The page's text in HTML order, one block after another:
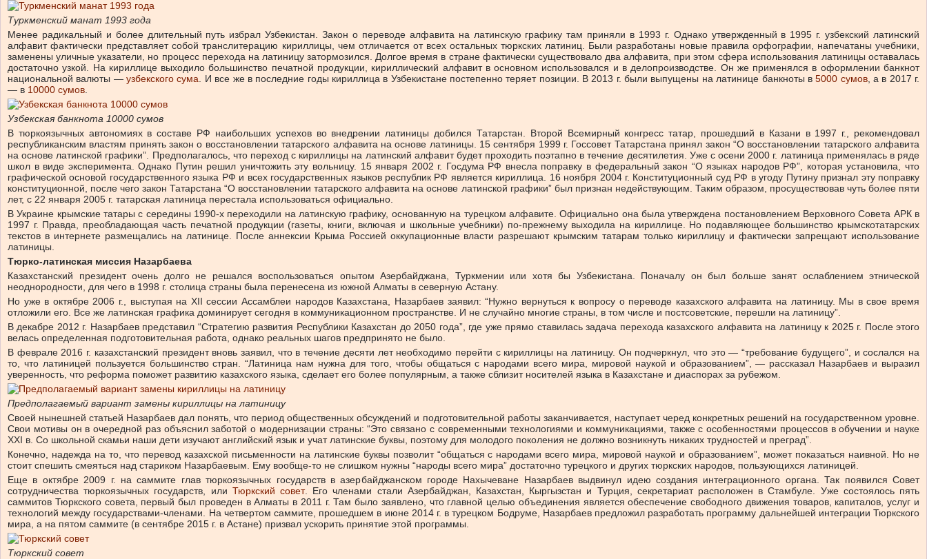
Туркменский манат 1993 года
Менее радикальный и более длительный путь избрал Узбекистан. Закон о переводе алфавита на латинскую графику там приняли в 1993 г. Однако утвержденный в 1995 г. узбекский латинский
алфавит фактически представляет собой транслитерацию кириллицы, чем отличается от всех остальных тюркских латиниц. Были разработаны новые правила орфографии, напечатаны учебники,
заменены уличные указатели, но процесс перехода на латиницу затормозился. Долгое время в стране фактически существовало два алфавита, при этом сфера использования латиницы оставалась
достаточно узкой. На кириллице выходило большинство печатной продукции, кириллический алфавит в основном использовался и в делопроизводстве. Он же применялся в оформлении банкнот
национальной валюты —узбекского сума . И все же в последние годы кириллица в Узбекистане постепенно теряет позиции. В 2013 г. были выпущены на латинице банкноты в5000 сумов, а в 2017 г.
— в 10000 сумов
Узбекская банкнота 10000 сумов
В тюркоязычных автономиях в составе РФ наибольших успехов во внедрении латиницы добился Татарстан. Второй Всемирный конгресс татар, прошедший в Казани в 1997 г., рекомендовал
республиканским властям принять закон о восстановлении татарского алфавита на основе латиницы. 15 сентября 1999 г. Госсовет Татарстана принял закон “О восстановлении татарского алфавита
на основе латинской графики”. Предполагалось, что переход с кириллицы на латинский алфавит будет проходить поэтапно в течение десятилетия. Уже с осени 2000 г. латиница применялась в ряде
школ в виде эксперимента. Однако Путин решил уничтожить эту вольницу. 15 января 2002 г. Госдума РФ внесла поправку в федеральный закон “О языках народов РФ”, которая установила, что
графической основой государственного языка РФ и всех государственных языков республик РФ является кириллица. 16 ноября 2004 г. Конституционный суд РФ в угоду Путину признал эту поправку
конституционной, после чего закон Татарстана “О восстановлении татарского алфавита на основе латинской графики” был признан недействующим. Таким образом, просуществовав чуть более пяти
лет, с 22 января 2005 г. татарская латиница перестала использоваться официально.
В Украине крымские татары с середины 1990-х переходили на латинскую графику, основанную на турецком алфавите. Официально она была утверждена постановлением Верховного Совета АРК в
1997 г. Правда, преобладающая часть печатной продукции (газеты, книги, включая и школьные учебники) по-прежнему выходила на кириллице. Но подавляющее большинство крымскотатарских
текстов в интернете размещались на латинице. После аннексии Крыма Россией оккупационные власти разрешают крымским татарам только кириллицу и фактически запрещают использование
латиницы.
Тюрко-латинская миссия Назарбаева
Казахстанский президент очень долго не решался воспользоваться опытом Азербайджана, Туркмении или хотя бы Узбекистана. Поначалу он был больше занят ослаблением этнической
неоднородности, для чего в 1998 г. столица страны была перенесена из южной Алматы в северную Астану.
Но уже в октябре 2006 г., выступая на XII сессии Ассамблеи народов Казахстана, Назарбаев заявил: “Нужно вернуться к вопросу о переводе казахского алфавита на латиницу. Мы в свое время
отложили его. Все же латинская графика доминирует сегодня в коммуникационном пространстве. И не случайно многие страны, в том числе и постсоветские, перешли на латиницу”.
В декабре 2012 г. Назарбаев представил “Стратегию развития Республики Казахстан до 2050 года”, где уже прямо ставилась задача перехода казахского алфавита на латиницу к 2025 г. После этого
велась определенная подготовительная работа, однако реальных шагов предпринято не было.
В феврале 2016 г. казахстанский президент вновь заявил, что в течение десяти лет необходимо перейти с кириллицы на латиницу. Он подчеркнул, что это — “требование будущего”, и сослался на
то, что латиницей пользуется большинство стран. “Латиница нам нужна для того, чтобы общаться с народами всего мира, мировой наукой и образованием”, — рассказал Назарбаев и выразил
уверенность, что реформа поможет развитию казахского языка, сделает его более популярным, а также сблизит носителей языка в Казахстане и диаспорах за рубежом.
Предполагаемый вариант замены кириллицы на латиницу
Своей нынешней статьей Назарбаев дал понять, что период общественных обсуждений и подготовительной работы заканчивается, наступает черед конкретных решений на государственном уровне.
Свои мотивы он в очередной раз объяснил заботой о модернизации страны: “Это связано с современными технологиями и коммуникациями, также с особенностями процессов в обучении и науке
XXI в. Со школьной скамьи наши дети изучают английский язык и учат латинские буквы, поэтому для молодого поколения не должно возникнуть никаких трудностей и преград”.
Конечно, надежда на то, что перевод казахской письменности на латинские буквы позволит “общаться с народами всего мира, мировой наукой и образованием”, может показаться наивной. Но не
стоит спешить смеяться над стариком Назарбаевым. Ему вообще-то не слишком нужны “народы всего мира” достаточно турецкого и других тюркских народов, пользующихся латиницей.
Еще в октябре 2009 г. на саммите глав тюркоязычных государств в азербайджанском городе Нахычеване Назарбаев выдвинул идею создания интеграционного органа. Так появился Совет
сотрудничества тюркоязычных государств, или Тюркский совет. Его членами стали Азербайджан, Казахстан, Кыргызстан и Турция, секретариат расположен в Стамбуле. Уже состоялось пять
саммитов Тюркского совета, первый был проведен в Алматы в 2011 г. Там было заявлено, что главной целью объединения является обеспечение свободного движения товаров, капиталов, услуг и
технологий между государствами-членами. На четвертом саммите, прошедшем в июне 2014 г. в турецком Бодруме, Назарбаев предложил разработать программу дальнейшей интеграции Тюркского
мира, а на пятом саммите (в сентябре 2015 г. в Астане) призвал ускорить принятие этой программы.
Тюркский совет